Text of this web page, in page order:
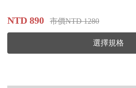
NTD 890 市價NTD 1280
選擇規格